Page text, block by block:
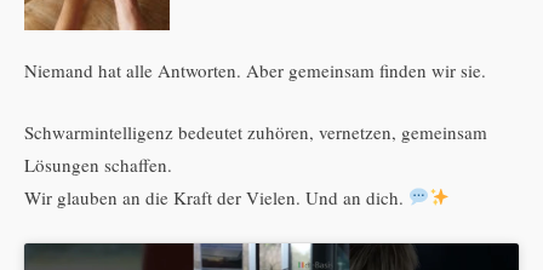
Niemand hat alle Antworten. Aber gemeinsam finden wir sie.
Schwarmintelligenz bedeutet zuhören, vernetzen, gemeinsam
Lösungen schaffen.
Wir glauben an die Kraft der Vielen. Und an dich.